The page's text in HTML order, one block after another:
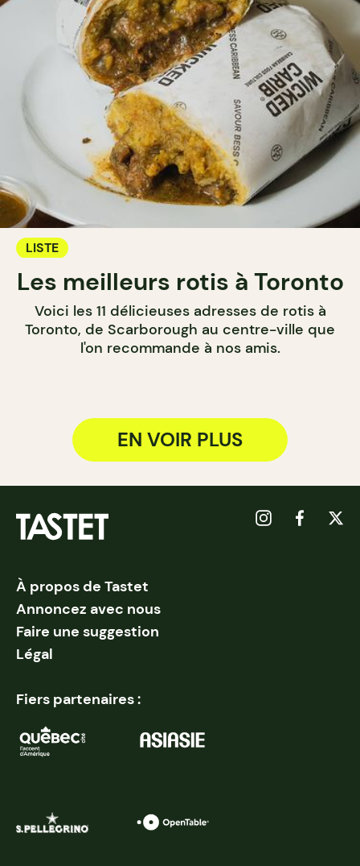
LISTE
Les meilleurs rotis à Toronto
Voici les 11 délicieuses adresses de rotis à
Toronto, de Scarborough au centre-ville que
l'on recommande à nos amis.
EN VOIR PLUS
À propos de Tastet
Annoncez avec nous
Faire une suggestion
Légal
Fiers partenaires :